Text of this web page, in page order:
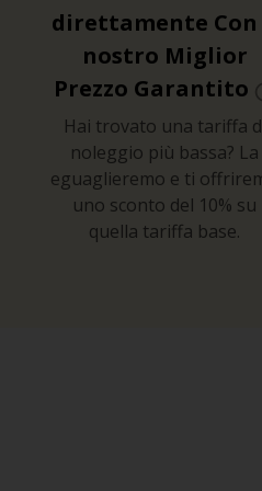
direttamente
nostro Miglior
Prezzo Garantito
Hai trovato una tariffa
noleggio più bassa? La
eguaglieremo e ti
uno sconto del 10% su
quella tariffa base.